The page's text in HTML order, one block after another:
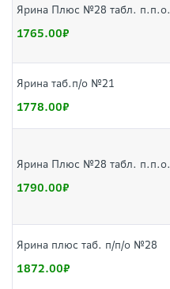
Ярина Плюс №28 табл. п.п.о.
1765.00
Ярина таб.п/о №21
1778.00
Ярина Плюс №28 табл. п.п.о.
1790.00
Ярина плюс таб. п/п/о №28
1872.00